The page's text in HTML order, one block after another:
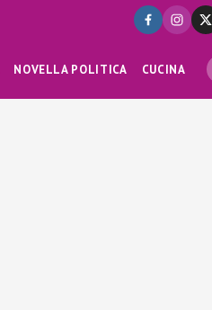
NOVELLA POLITICA CUCINA